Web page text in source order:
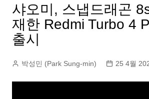
샤오미, 스냅드래곤
재한 Redmi Turbo 4
출시
박성민 (Park Sung-min) 25 4월